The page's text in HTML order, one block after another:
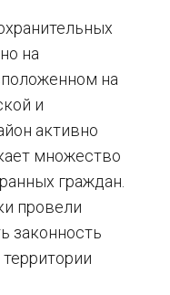
на
на
и
активно
множество
граждан.
провели
законность